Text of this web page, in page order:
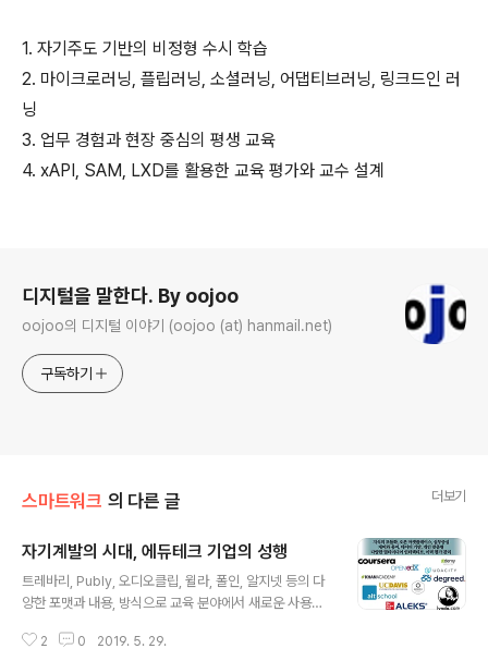
1. 자기주도 기반의 비정형 수시 학습
2. 마이크로러닝, 플립러닝, 소셜러닝, 어댑티브러닝, 링크드인 러
닝
3. 업무 경험과 현장 중심의 평생 교육
4. xAPI, SAM, LXD를 활용한 교육 평가와 교수 설계
디지털을 말한다. By oojoo
oojoo의 디지털 이야기 (oojoo (at) hanmail.net)
구독하기
스마트워크 의 다른 글 더보기
자기계발의 시대, 에듀테크 기업의 성행
트레바리, Publy, 오디오클립, 윌라, 폴인, 알지넷 등의 다
양한 포맷과 내용, 방식으로 교육 분야에서 새로운 사용자
브(세바시, TED)와 인스타그램(책식주의)을 활용해 독창
2 0 2019. 5. 29.